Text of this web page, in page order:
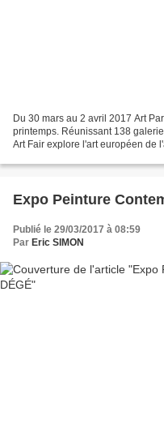
Du 30 mars au 2 avril 2017 Art
printemps. Réunissant 138
Art Fair explore l'art européen de
Expo Peinture
Publié le 29/03/2017 à 08:59
Par Eric SIMON